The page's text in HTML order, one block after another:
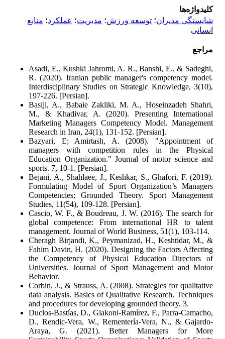
کلیدواژه‌ها
شایستگی مدیران؛ توسعه ورزش؛ مدیریت؛ عملکرد؛ منابع
انسانی
مراجع
Asadi, E., Kushki Jahromi, A. R., Banshi, E., & Sadeghi,
R. (2020). Iranian public manager's competency model.
Interdisciplinary Studies on Strategic Knowledge, 3(10),
197-226. [Persian].
Basiji, A., Babaie Zakliki, M. A., Hoseinzadeh Shahri,
M., & Khadivar, A. (2020). Presenting International
Marketing Managers Competency Model. Management
Research in Iran, 24(1), 131-152. [Persian].
Bazyari, E; Amirtash, A. (2008). "Appointment of
managers with competition rules in the Physical
Education Organization." Journal of motor science and
sports. 7, 10-1. [Persian].
Bejani, A., Shahlaee, J., Keshkar, S., Ghafori, F. (2019).
Formulating Model of Sport Organization’s Managers
Competencies; Grounded Theory. Sport Management
Studies, 11(54), 109-128. [Persian].
Cascio, W. F., & Boudreau, J. W. (2016). The search for
global competence: From international HR to talent
management. Journal of World Business, 51(1), 103-114.
Cheragh Birjandi, K., Peymanizad, H., Keshtidar, M., &
Fahim Davin, H. (2020). Designing the Factors Affecting
the Competency of Physical Education Directors of
Universities. Journal of Sport Management and Motor
Behavior.
Corbin, J., & Strauss, A. (2008). Strategies for qualitative
data analysis. Basics of Qualitative Research. Techniques
and procedures for developing grounded theory, 3.
Duclos-Bastías, D., Giakoni-Ramírez, F., Parra-Camacho,
D., Rendic-Vera, W., Rementería-Vera, N., & Gajardo-
Araya, G. (2021). Better Managers for More